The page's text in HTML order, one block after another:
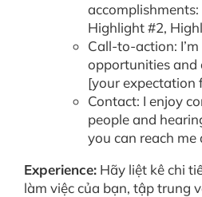
Highlight #2,
Call-to-action:
opportunities and
[your expectation
Contact: I enjoy
people and
you can reach me
Experience:Hãy liệt kê chi
làm việc của bạn, tập trung